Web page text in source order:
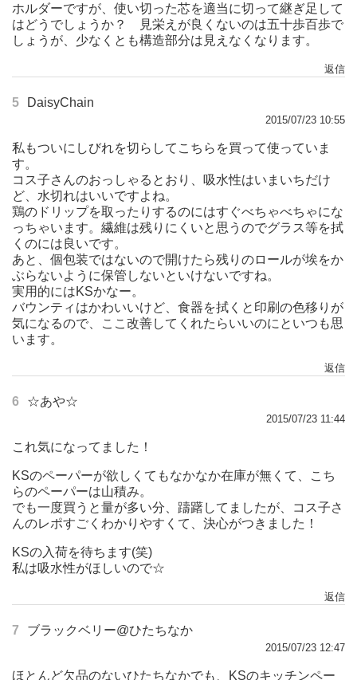
ホルダーですが、使い切った芯を適当に切って継ぎ足して
はどうでしょうか？ 見栄えが良くないのは五十歩百歩で
しょうが、少なくとも構造部分は見えなくなります。
返信
5 DaisyChain
2015/07/23 10:55
私もついにしびれを切らしてこちらを買って使っていま
す。
コス子さんのおっしゃるとおり、吸水性はいまいちだけ
ど、水切れはいいですよね。
鶏のドリップを取ったりするのにはすぐべちゃべちゃにな
っちゃいます。繊維は残りにくいと思うのでグラス等を拭
くのには良いです。
あと、個包装ではないので開けたら残りのロールが埃をか
ぶらないように保管しないといけないですね。
実用的にはKSかなー。
バウンティはかわいいけど、食器を拭くと印刷の色移りが
気になるので、ここ改善してくれたらいいのにといつも思
います。
返信
6 ☆あや☆
2015/07/23 11:44
これ気になってました！
KSのペーパーが欲しくてもなかなか在庫が無くて、こち
らのペーパーは山積み。
でも一度買うと量が多い分、躊躇してましたが、コス子さ
んのレポすごくわかりやすくて、決心がつきました！
KSの入荷を待ちます(笑)
私は吸水性がほしいので☆
返信
7 ブラックベリー@ひたちなか
2015/07/23 12:47
ほとんど欠品のないひたちなかでも、KSのキッチンペー